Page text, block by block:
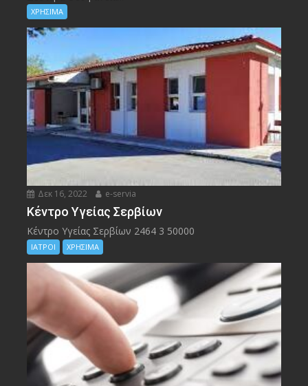
ΧΡΗΣΙΜΑ
Δεκ 16, 2022 e-servia
Kέντρο Υγείας Σερβίων
Kέντρο Υγείας Σερβίων 2464 3 50000
ΙΑΤΡΟΙ ΧΡΗΣΙΜΑ